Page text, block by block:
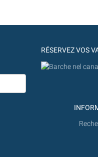
RÉSERVEZ VOS